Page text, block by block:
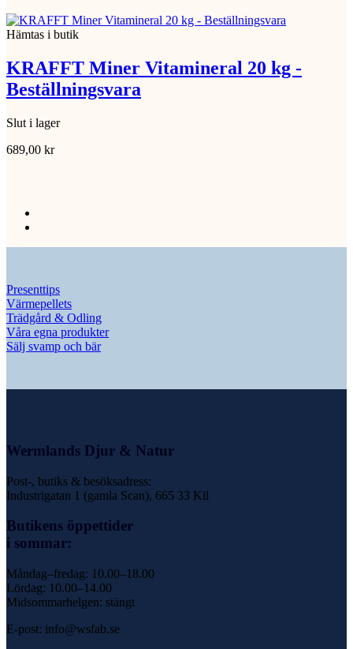
Hämtas i butik
KRAFFT Miner Vitamineral 20 kg -
Beställningsvara
Slut i lager
689,00 kr
Presenttips
Värmepellets
Trädgård & Odling
Våra egna produkter
Sälj svamp och bär
Wermlands Djur & Natur
Post-, butiks & besöksadress:
Industrigatan 1 (gamla Scan), 665 33 Kil
Butikens öppettider
i sommar:
Måndag–fredag: 10.00–18.00
Lördag: 10.00–14.00
Midsommarhelgen: stängt
E-post: info@wsfab.se